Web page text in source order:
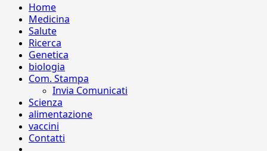
Home
Medicina
Salute
Ricerca
Genetica
biologia
Com. Stampa
Invia Comunicati
Scienza
alimentazione
vaccini
Contatti